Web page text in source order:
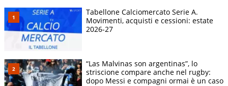
Tabellone Calciomercato Serie A.
Movimenti, acquisti e cessioni: estate
2026-27
“Las Malvinas son argentinas”, lo
striscione compare anche nel rugby:
dopo Messi e compagni ormai è un caso